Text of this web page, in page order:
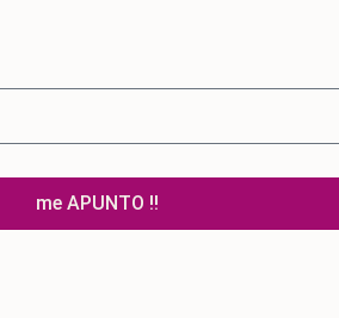
me APUNTO !!